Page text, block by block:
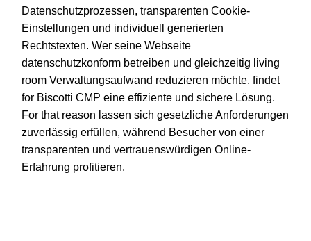
Datenschutzprozessen, transparenten Cookie-
Einstellungen und individuell generierten
Rechtstexten. Wer seine Webseite
datenschutzkonform betreiben und gleichzeitig living
room Verwaltungsaufwand reduzieren möchte, findet
for Biscotti CMP eine effiziente und sichere Lösung.
For that reason lassen sich gesetzliche Anforderungen
zuverlässig erfüllen, während Besucher von einer
transparenten und vertrauenswürdigen Online-
Erfahrung profitieren.